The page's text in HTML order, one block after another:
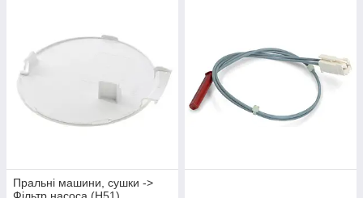
Пральні машини, сушки ->